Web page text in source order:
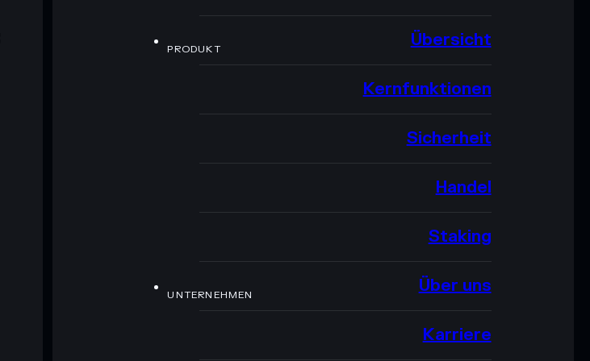
PRODUKT Übersicht
Kernfunktionen
Sicherheit
Handel
Staking
UNTERNEHMEN Über uns
Karriere